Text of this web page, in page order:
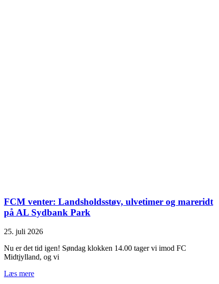
FCM venter: Landsholdsstøv, ulvetimer og mareridt
på AL Sydbank Park
25. juli 2026
Nu er det tid igen! Søndag klokken 14.00 tager vi imod FC
Midtjylland, og vi
Læs mere